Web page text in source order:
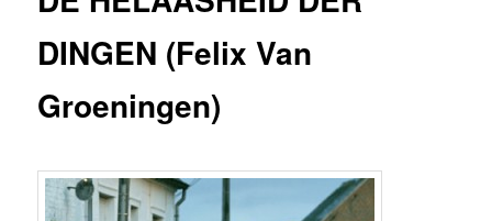
DINGEN (Felix Van
Groeningen)